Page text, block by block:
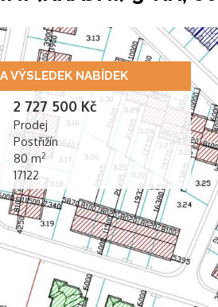
VÝSLEDEK NABÍDEK
2 727 500 Kč
Prodej
Postřižín
80 m2
17122